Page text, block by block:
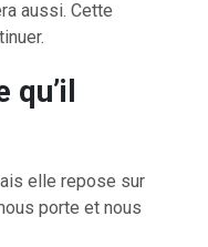
aussi. Cette
elle repose sur
porte et nous